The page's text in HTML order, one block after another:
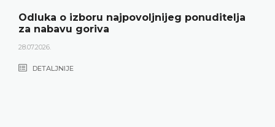
Odluka o izboru najpovoljnijeg ponuditelja
za nabavu goriva
28.07.2026.
DETALJNIJE